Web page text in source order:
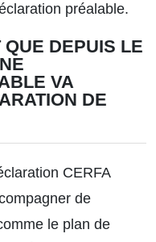
préalable.
DEPUIS LE
VA
DE
CERFA
de
le plan de